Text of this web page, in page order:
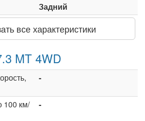
Задний
все характеристики
MT 4WD
-
100 км/
-